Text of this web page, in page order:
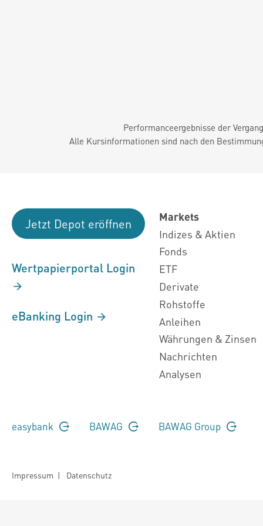
Performanceergebnisse der
Alle Kursinformationen sind nach den
Jetzt Depot eröffnen
Wertpapierportal Login
eBanking Login
Markets
Indizes & Aktien
Fonds
ETF
Derivate
Rohstoffe
Anleihen
Währungen & Zinsen
Nachrichten
Analysen
easybank BAWAG BAWAG Group
Impressum | Datenschutz